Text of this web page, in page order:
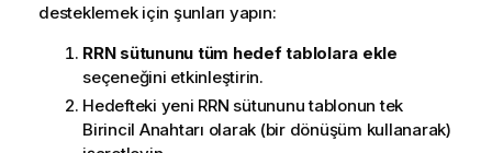
desteklemek için şunları yapın:
RRN sütununu tüm hedef tablolara ekle
seçeneğini etkinleştirin.
Hedefteki yeni RRN sütununu tablonun tek
Birincil Anahtarı olarak (bir dönüşüm kullanarak)